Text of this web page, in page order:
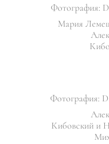
Фотография:
Мария
Фотография:
Кибовский и